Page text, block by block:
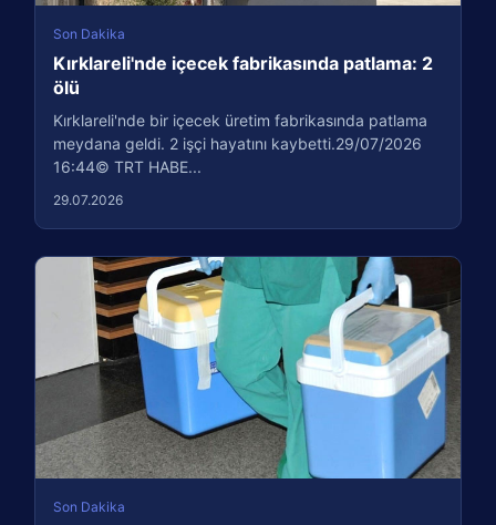
Son Dakika
Kırklareli'nde içecek fabrikasında patlama: 2
ölü
Kırklareli'nde bir içecek üretim fabrikasında patlama
meydana geldi. 2 işçi hayatını kaybetti.29/07/2026
16:44© TRT HABE...
29.07.2026
Son Dakika